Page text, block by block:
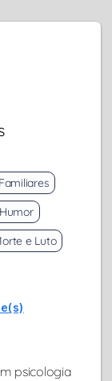
e Luto
psicologia